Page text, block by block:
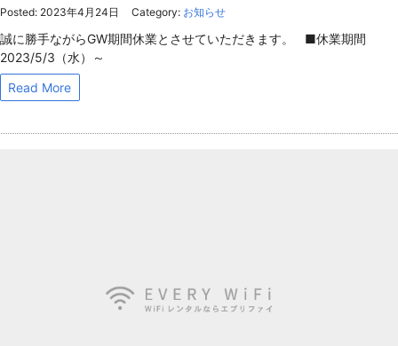
Posted: 2023年4月24日 Category: お知らせ
誠に勝手ながらGW期間休業とさせていただきます。 ■休業期間
2023/5/3（水）～
Read More